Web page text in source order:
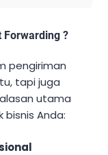
Forwarding ?
pengiriman
tapi juga
utama
Anda: